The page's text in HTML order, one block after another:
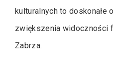
kulturalnych to doskonałe
zwiększenia widoczności
Zabrza.